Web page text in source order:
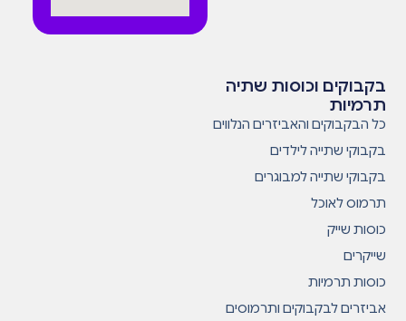
בקבוקים וכוסות שתיה
תרמיות
כל הבקבוקים והאביזרים הנלווים
בקבוקי שתייה לילדים
בקבוקי שתייה למבוגרים
תרמוס לאוכל
כוסות שייק
שייקרים
כוסות תרמיות
אביזרים לבקבוקים ותרמוסים